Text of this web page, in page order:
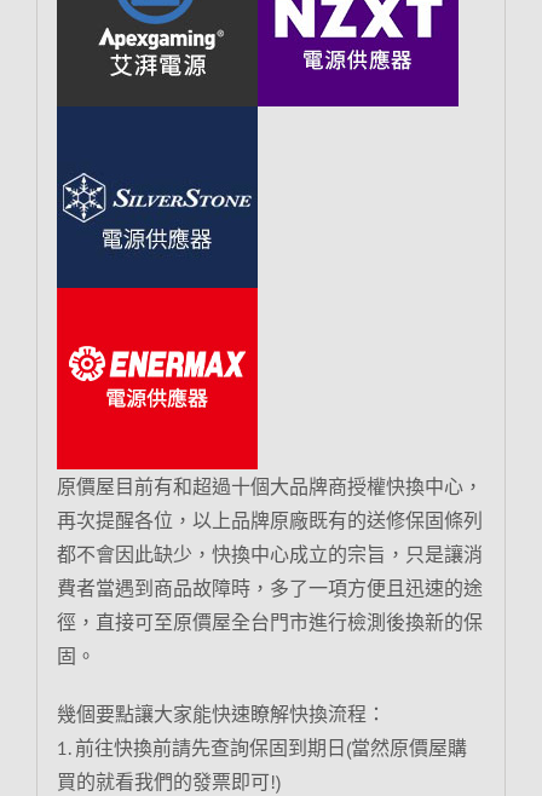
原價屋目前有和超過十個大品牌商授權快換中心，
再次提醒各位，以上品牌原廠既有的送修保固條列
都不會因此缺少，快換中心成立的宗旨，只是讓消
費者當遇到商品故障時，多了一項方便且迅速的途
徑，直接可至原價屋全台門市進行檢測後換新的保
固。
幾個要點讓大家能快速瞭解快換流程：
1. 前往快換前請先查詢保固到期日(當然原價屋購
買的就看我們的發票即可!)